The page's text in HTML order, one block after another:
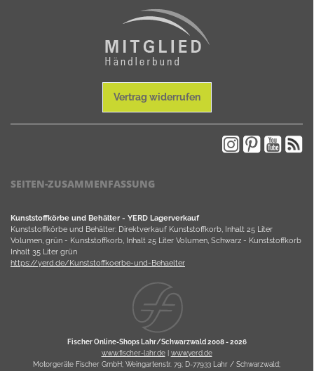
Vertrag widerrufen
SEITEN-ZUSAMMENFASSUNG
Kunststoffkörbe und Behälter - YERD Lagerverkauf
Kunststoffkörbe und Behälter: Direktverkauf Kunststoffkorb, Inhalt 25 Liter
Volumen, grün - Kunststoffkorb, Inhalt 25 Liter Volumen, Schwarz - Kunststoffkorb
Inhalt 35 Liter grün
https://yerd.de/Kunststoffkoerbe-und-Behaelter
Fischer Online-Shops Lahr/Schwarzwald 2008 -2026
www.fischer-lahr.de| www.yerd.de
Motorgeräte Fischer GmbH; Weingartenstr. 79; D-77933 Lahr / Schwarzwald;